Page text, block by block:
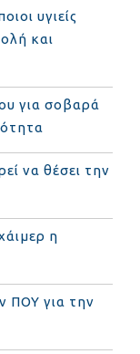
υγιείς
και
για σοβαρά
να θέσει την
η
ΠΟΥ για την